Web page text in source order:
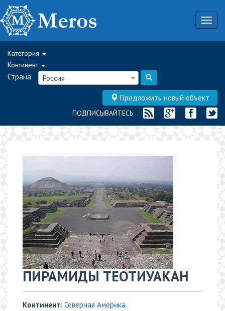
Категория
Континент
Страна Россия
Предложить новый объект
ПОДПИСЫВАЙТЕСЬ
​ПИРАМИДЫ ТЕОТИУАКАН
Континент: Северная Америка